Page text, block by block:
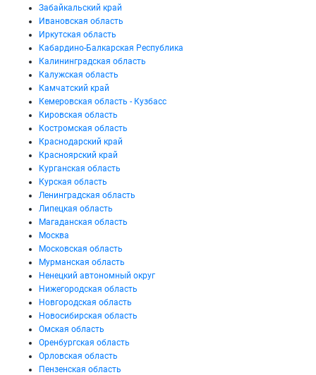
Забайкальский край
Ивановская область
Иркутская область
Кабардино-Балкарская Республика
Калининградская область
Калужская область
Камчатский край
Кемеровская область - Кузбасс
Кировская область
Костромская область
Краснодарский край
Красноярский край
Курганская область
Курская область
Ленинградская область
Липецкая область
Магаданская область
Москва
Московская область
Мурманская область
Ненецкий автономный округ
Нижегородская область
Новгородская область
Новосибирская область
Омская область
Оренбургская область
Орловская область
Пензенская область